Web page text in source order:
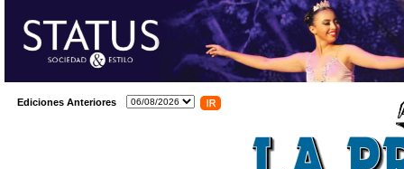
Ediciones Anteriores